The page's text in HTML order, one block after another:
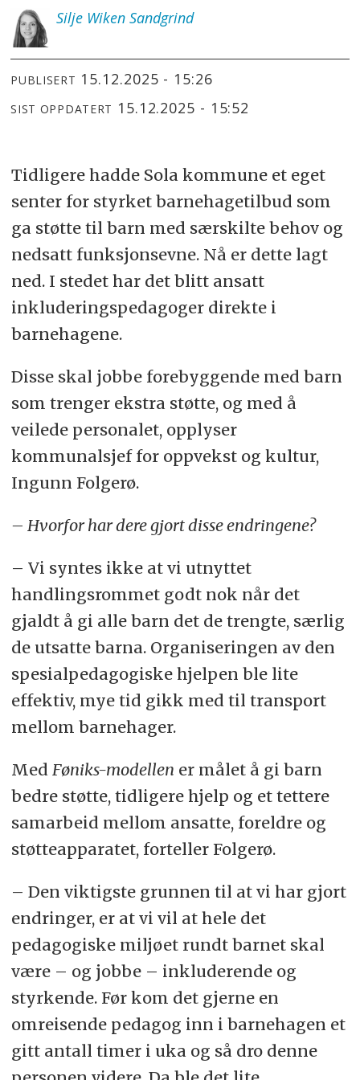
Silje Wiken Sandgrind
PUBLISERT 15.12.2025 - 15:26
SIST OPPDATERT 15.12.2025 - 15:52
Tidligere hadde Sola kommune et eget
senter for styrket barnehagetilbud som
ga støtte til barn med særskilte behov og
nedsatt funksjonsevne. Nå er dette lagt
ned. I stedet har det blitt ansatt
inkluderingspedagoger direkte i
barnehagene.
Disse skal jobbe forebyggende med barn
som trenger ekstra støtte, og med å
veilede personalet, opplyser
kommunalsjef for oppvekst og kultur,
Ingunn Folgerø.
– Hvorfor har dere gjort disse endringene?
– Vi syntes ikke at vi utnyttet
handlingsrommet godt nok når det
gjaldt å gi alle barn det de trengte, særlig
de utsatte barna. Organiseringen av den
spesialpedagogiske hjelpen ble lite
effektiv, mye tid gikk med til transport
mellom barnehager.
Med Føniks-modellen er målet å gi barn
bedre støtte, tidligere hjelp og et tettere
samarbeid mellom ansatte, foreldre og
støtteapparatet, forteller Folgerø.
– Den viktigste grunnen til at vi har gjort
endringer, er at vi vil at hele det
pedagogiske miljøet rundt barnet skal
være – og jobbe – inkluderende og
styrkende. Før kom det gjerne en
omreisende pedagog inn i barnehagen et
gitt antall timer i uka og så dro denne